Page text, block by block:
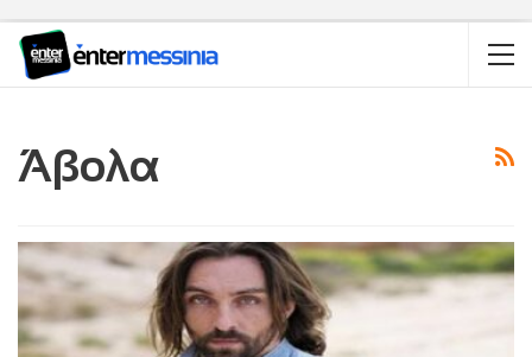
Άβολα